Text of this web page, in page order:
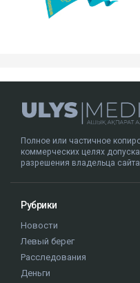
Полное или частичное
коммерческих целях
разрешения владельца
Рубрики
Новости
Левый берег
Расследования
Деньги